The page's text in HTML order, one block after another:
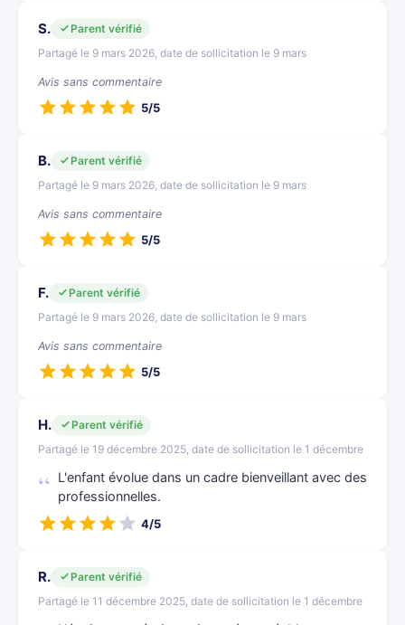
S.
Parent vérifié
Partagé le 9 mars 2026, date de sollicitation le 9 mars
Avis sans commentaire
5/5
B.
Parent vérifié
Partagé le 9 mars 2026, date de sollicitation le 9 mars
Avis sans commentaire
5/5
F.
Parent vérifié
Partagé le 9 mars 2026, date de sollicitation le 9 mars
Avis sans commentaire
5/5
H.
Parent vérifié
Partagé le 19 décembre 2025, date de sollicitation le 1 décembre
L'enfant évolue dans un cadre bienveillant avec des
professionnelles.
4/5
R.
Parent vérifié
Partagé le 11 décembre 2025, date de sollicitation le 1 décembre